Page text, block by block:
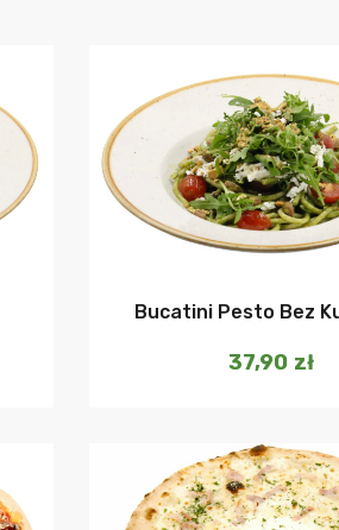
Dodaj do
Bucatini Pesto Bez
37,90 zł